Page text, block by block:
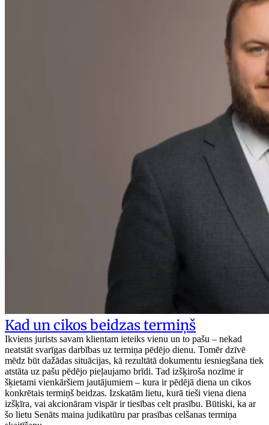
Kad un cikos beidzas termiņš
Ikviens jurists savam klientam ieteiks vienu un to pašu – nekad
neatstāt svarīgas darbības uz termiņa pēdējo dienu. Tomēr dzīvē
mēdz būt dažādas situācijas, kā rezultātā dokumentu iesniegšana tiek
atstāta uz pašu pēdējo pieļaujamo brīdi. Tad izšķiroša nozīme ir
šķietami vienkāršiem jautājumiem – kura ir pēdējā diena un cikos
konkrētais termiņš beidzas. Izskatām lietu, kurā tieši viena diena
izšķīra, vai akcionāram vispār ir tiesības celt prasību. Būtiski, ka ar
šo lietu Senāts maina judikatūru par prasības celšanas termiņa